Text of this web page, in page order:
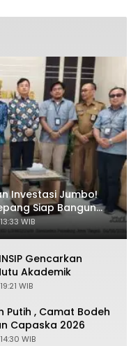
Tapi Rapuh
Investasi Jumbo!
Siap Bangun
Tenaga Kerja
WIB
Gencarkan
Akademik
WIB
Putih , Camat Bodeh
Capaska 2026
WIB